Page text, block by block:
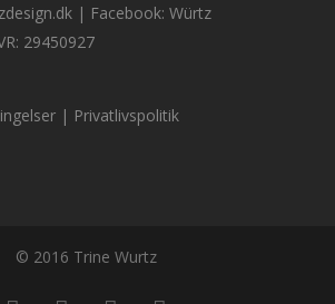
| Facebook: Würtz
29450927
| Privatlivspolitik
© 2016 Trine Wurtz